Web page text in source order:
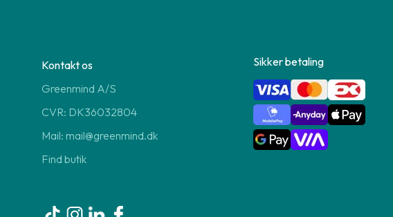
Kontakt os
Greenmind A/S
CVR: DK36032804
Mail: mail@greenmind.dk
Find butik
Sikker betaling